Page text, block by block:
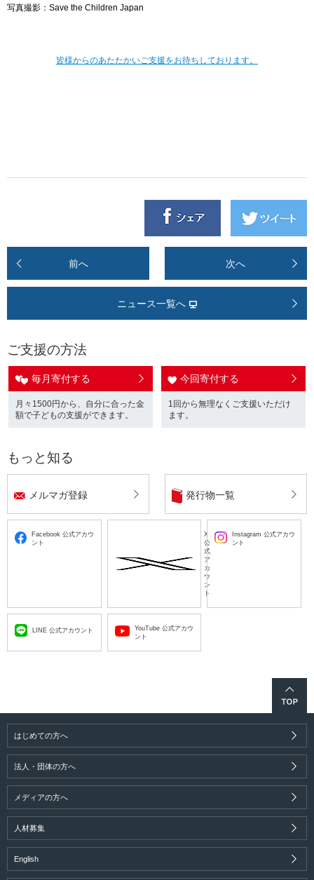
写真撮影：Save the Children Japan
皆様からのあたたかいご支援をお待ちしております。
前へ 次へ
ニュース一覧へ
ご支援の方法
毎月寄付する
月々1500円から、自分に合った金
額で子どもの支援ができます。
今回寄付する
1回から無理なくご支援いただけ
ます。
もっと知る
メルマガ登録 発行物一覧
Facebook 公式アカウ
ント
X
公
式
ア
カ
ウ
ン
ト
Instagram 公式アカウ
ント
LINE 公式アカウント
YouTube 公式アカウ
ント
はじめての方へ
法人・団体の方へ
メディアの方へ
人材募集
English